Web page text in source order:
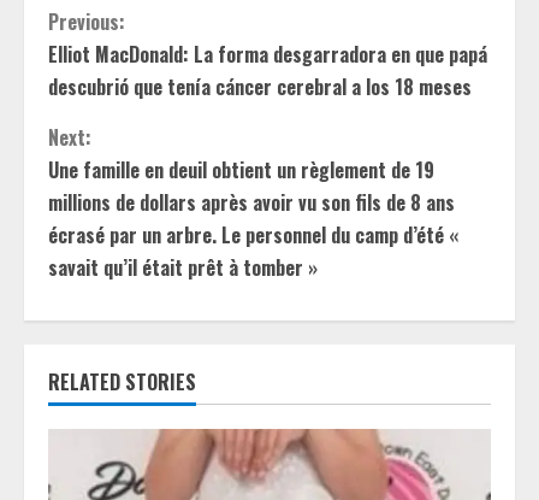
C
o
n
t
i
n
u
e
R
e
Previous:
Elliot MacDonald: La forma desgarradora en que papá
descubrió que tenía cáncer cerebral a los 18 meses
Next:
Une famille en deuil obtient un règlement de 19
millions de dollars après avoir vu son fils de 8 ans
écrasé par un arbre. Le personnel du camp d’été «
savait qu’il était prêt à tomber »
RELATED STORIES